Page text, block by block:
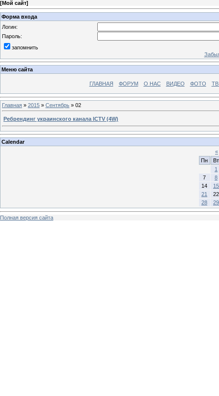
[Мой сайт]
Форма входа
Логин:
Пароль:
запомнить
Меню сайта
ГЛАВНАЯ ФОРУМ О НАС ВИДЕО ФОТО ТВ
Главная » 2015 » Сентябрь » 02
Ребрендинг украинского канала ICTV (4W)
Calendar
«
Пн
Вт
1
7
8
14
15
21
22
28
29
Полная версия сайта